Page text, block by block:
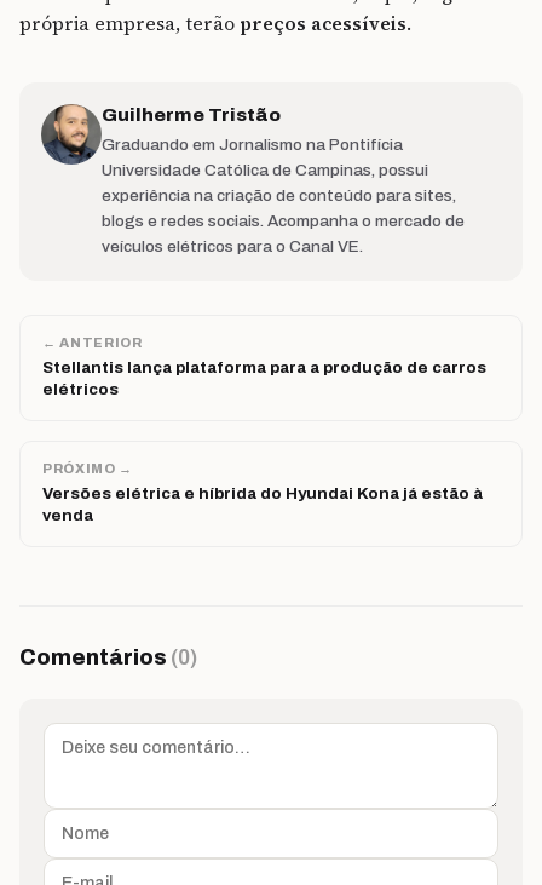
própria empresa, terão preços acessíveis.
Guilherme Tristão
Graduando em Jornalismo na Pontifícia
Universidade Católica de Campinas, possui
experiência na criação de conteúdo para sites,
blogs e redes sociais. Acompanha o mercado de
veículos elétricos para o Canal VE.
← ANTERIOR
Stellantis lança plataforma para a produção de carros
elétricos
PRÓXIMO →
Versões elétrica e híbrida do Hyundai Kona já estão à
venda
Comentários (0)